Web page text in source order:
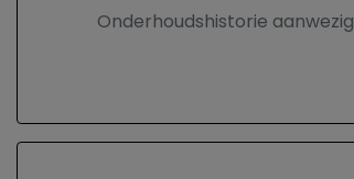
Onderhoudshistorie aanwezig